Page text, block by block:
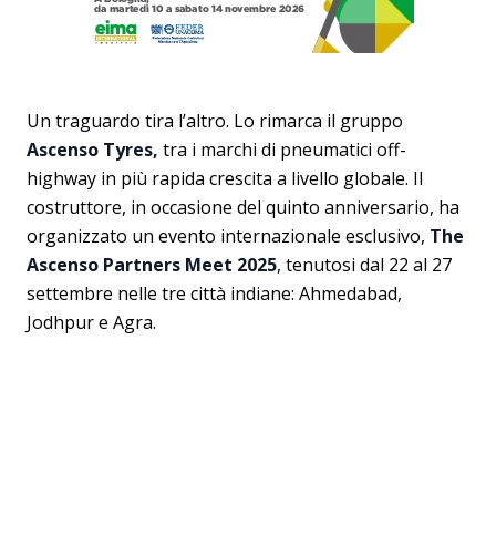
Un traguardo tira l’altro. Lo rimarca il gruppo
Ascenso Tyres, tra i marchi di pneumatici off-
highway in più rapida crescita a livello globale. Il
costruttore, in occasione del quinto anniversario, ha
organizzato un evento internazionale esclusivo, The
Ascenso Partners Meet 2025, tenutosi dal 22 al 27
settembre nelle tre città indiane: Ahmedabad,
Jodhpur e Agra.